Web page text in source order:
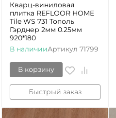
Кварц-виниловая
плитка REFLOOR HOME
Tile WS 731 Тополь
Гэрднер 2мм 0.25мм
920*180
В наличииАртикул 71799
В корзину
Быстрый заказ